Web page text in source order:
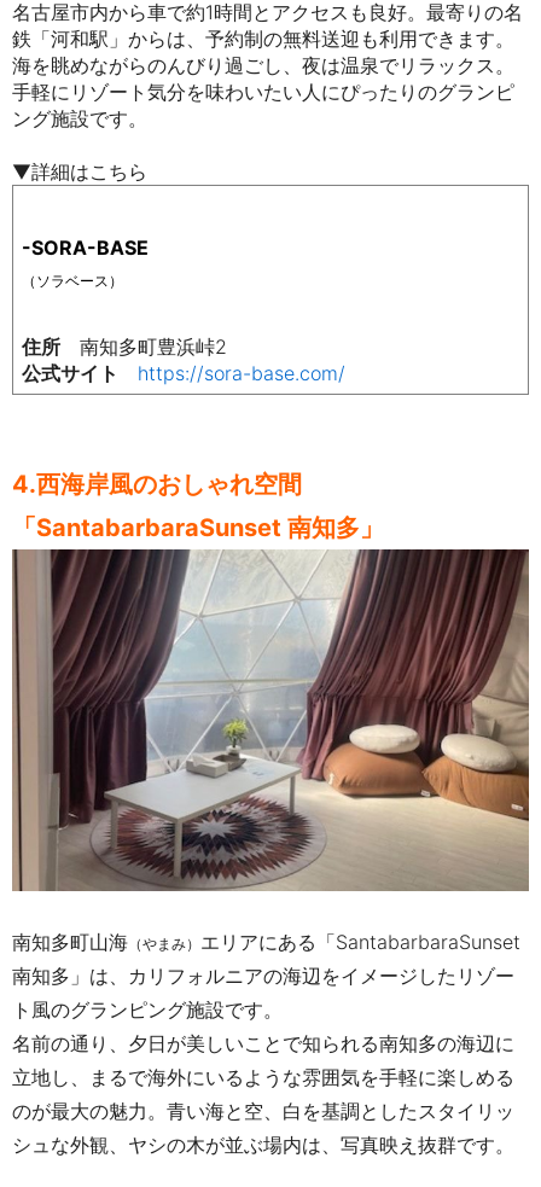
名古屋市内から車で約1時間とアクセスも良好。最寄りの名
鉄「河和駅」からは、予約制の無料送迎も利用できます。
海を眺めながらのんびり過ごし、夜は温泉でリラックス。
手軽にリゾート気分を味わいたい人にぴったりのグランピ
ング施設です。
▼詳細はこちら
-SORA-BASE
（ソラベース）
住所南知多町豊浜峠2
公式サイト https://sora-base.com/
4.西海岸風のおしゃれ空間
「SantabarbaraSunset 南知多」
南知多町山海 （やまみ） エリアにある「SantabarbaraSunset
南知多」は、カリフォルニアの海辺をイメージしたリゾー
ト風のグランピング施設です。
名前の通り、夕日が美しいことで知られる南知多の海辺に
立地し、まるで海外にいるような雰囲気を手軽に楽しめる
のが最大の魅力。青い海と空、白を基調としたスタイリッ
シュな外観、ヤシの木が並ぶ場内は、写真映え抜群です。